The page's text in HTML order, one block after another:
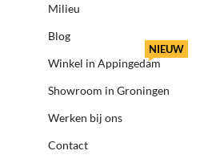
Milieu
Blog
Winkel in Appingedam
NIEUW
Showroom in Groningen
Werken bij ons
Contact